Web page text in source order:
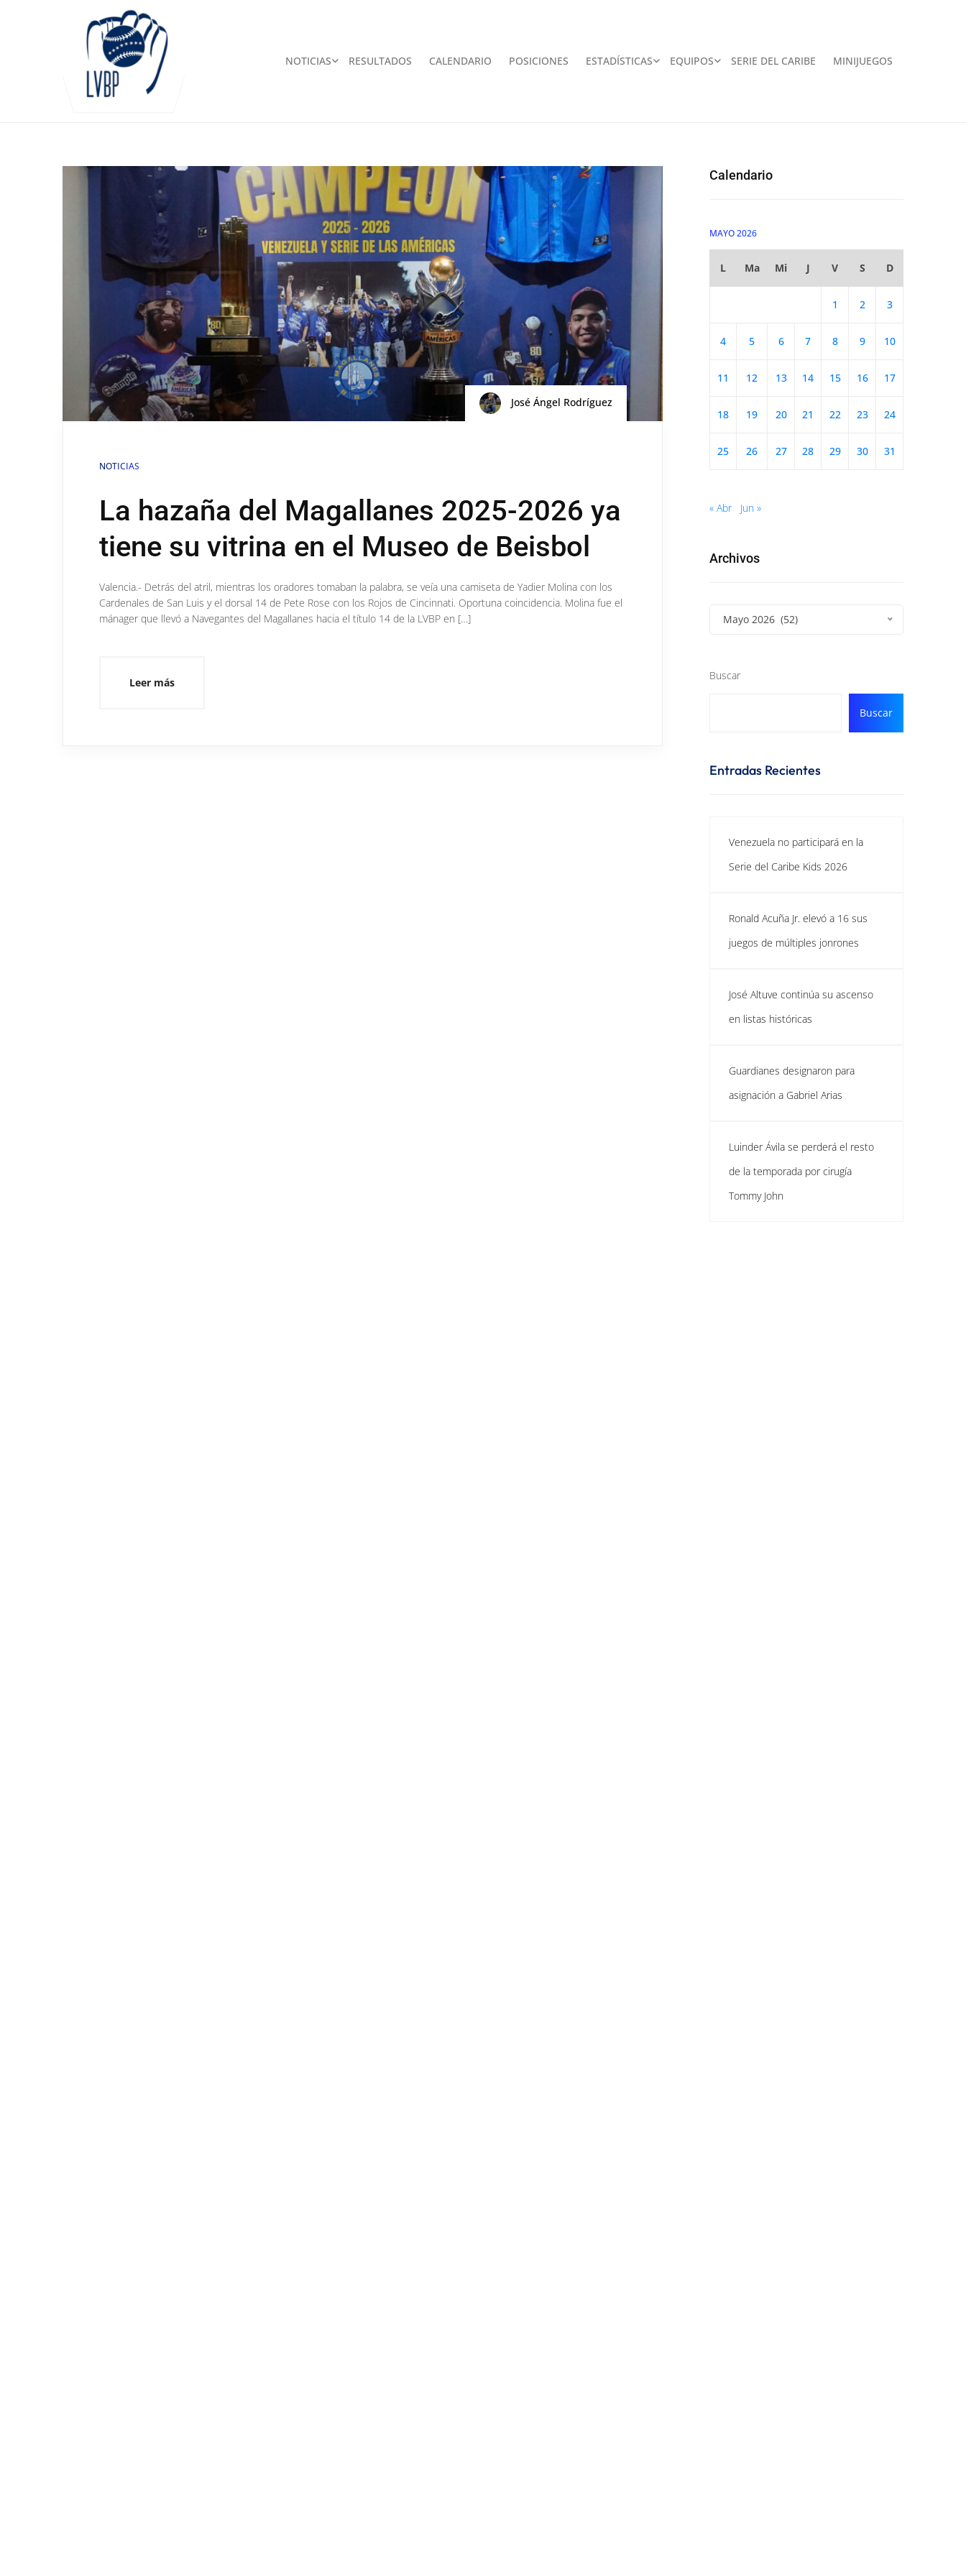
NOTICIAS RESULTADOS CALENDARIO POSICIONES ESTADÍSTICAS EQUIPOS SERIE DEL CARIBE MINIJUEGOS
José Ángel Rodríguez
NOTICIAS
La hazaña del Magallanes 2025-2026 ya
tiene su vitrina en el Museo de Beisbol
Valencia.- Detrás del atril, mientras los oradores tomaban la palabra, se veía una camiseta de Yadier Molina con los
Cardenales de San Luis y el dorsal 14 de Pete Rose con los Rojos de Cincinnati. Oportuna coincidencia. Molina fue el
mánager que llevó a Navegantes del Magallanes hacia el título 14 de la LVBP en […]
Leer más
Calendario
MAYO 2026
L Ma Mi J V S D
1 2 3
4 5 6 7 8 9 10
11 12 13 14 15 16 17
18 19 20 21 22 23 24
25 26 27 28 29 30 31
« Abr Jun »
Archivos
Mayo 2026 (52)
Buscar
Buscar
Entradas Recientes
Venezuela no participará en la
Serie del Caribe Kids 2026
Ronald Acuña Jr. elevó a 16 sus
juegos de múltiples jonrones
José Altuve continúa su ascenso
en listas históricas
Guardianes designaron para
asignación a Gabriel Arias
Luinder Ávila se perderá el resto
de la temporada por cirugía
Tommy John